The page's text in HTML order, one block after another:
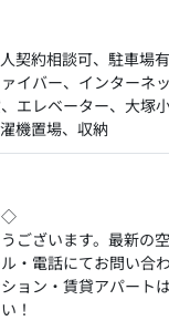
契約相談可、駐車場有
イバー、インターネ
エレベーター、大塚小
機置場、収納
◇
ございます。最新の
・電話にてお問い合
ョン・賃貸アパート
！